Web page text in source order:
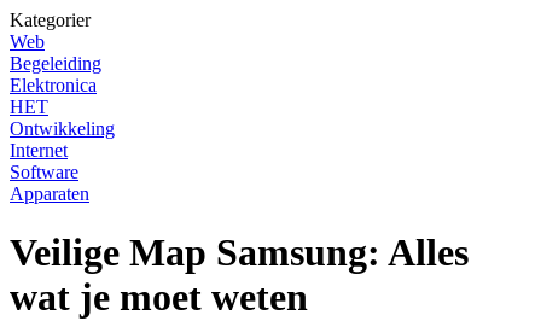
Kategorier
Web
Begeleiding
Elektronica
HET
Ontwikkeling
Internet
Software
Apparaten
Veilige Map Samsung: Alles
wat je moet weten